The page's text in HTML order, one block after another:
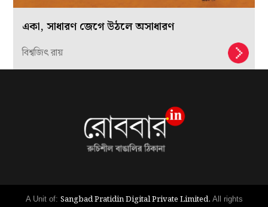
একা, সাধারণ জেগে উঠলে অসাধারণ
বিশ্বজিৎ রায়
A Unit of: Sangbad Pratidin Digital Private Limited. All rights